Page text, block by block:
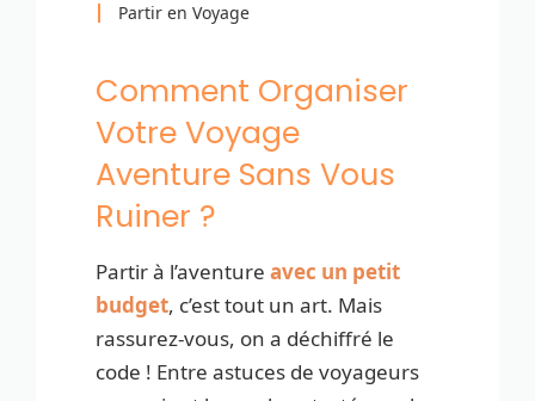
Partir en Voyage
Comment Organiser
Votre Voyage
Aventure Sans Vous
Ruiner ?
Partir à l’aventure avec un petit
budget, c’est tout un art. Mais
rassurez-vous, on a déchiffré le
code ! Entre astuces de voyageurs